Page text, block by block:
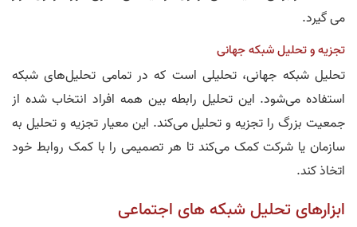
می گیرد.
تجزیه و تحلیل شبکه جهانی
تحلیل شبکه جهانی، تحلیلی است که در تمامی تحلیل‌های شبکه
استفاده می‌شود. این تحلیل رابطه بین همه افراد انتخاب شده از
جمعیت بزرگ را تجزیه و تحلیل می‌کند. این معیار تجزیه و تحلیل به
سازمان یا شرکت کمک می‌کند تا هر تصمیمی را با کمک روابط خود
اتخاذ کند.
ابزارهای تحلیل شبکه های اجتماعی